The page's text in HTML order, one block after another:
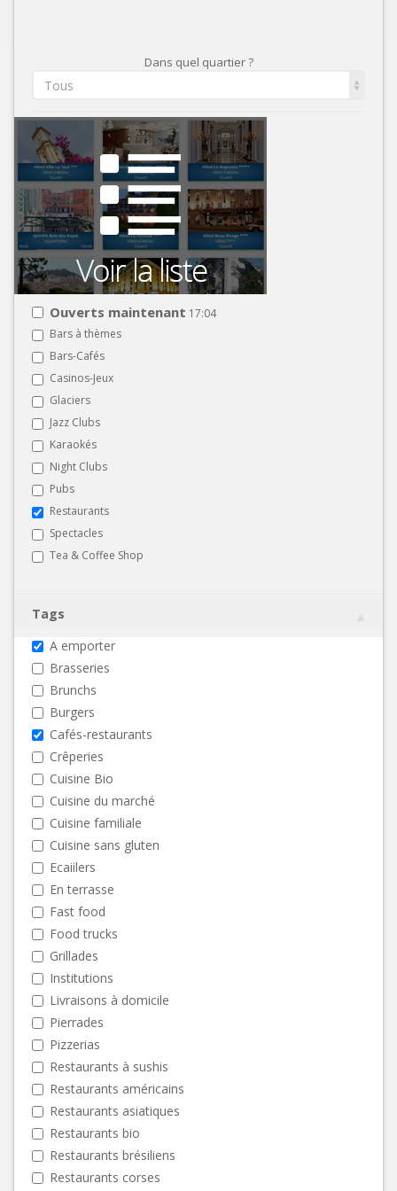
Dans quel quartier ?
Tous
Ouverts maintenant 17:04
Bars à thèmes
Bars-Cafés
Casinos-Jeux
Glaciers
Jazz Clubs
Karaokés
Night Clubs
Pubs
Restaurants
Spectacles
Tea & Coffee Shop
Tags
A emporter
Brasseries
Brunchs
Burgers
Cafés-restaurants
Crêperies
Cuisine Bio
Cuisine du marché
Cuisine familiale
Cuisine sans gluten
Ecaiilers
En terrasse
Fast food
Food trucks
Grillades
Institutions
Livraisons à domicile
Pierrades
Pizzerias
Restaurants à sushis
Restaurants américains
Restaurants asiatiques
Restaurants bio
Restaurants brésiliens
Restaurants corses